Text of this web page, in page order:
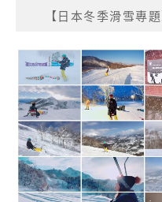
【日本冬季滑雪專